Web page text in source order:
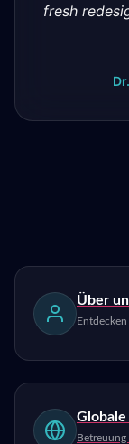
fresh
Über
Globale